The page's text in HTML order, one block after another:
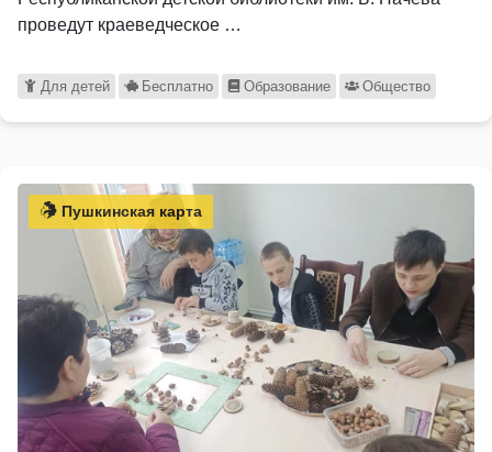
проведут краеведческое …
Для детей Бесплатно Образование Общество
Пушкинская карта